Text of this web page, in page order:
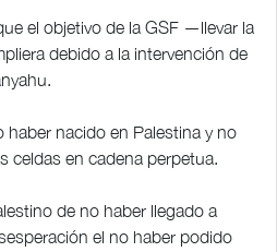
el objetivo de la GSF —llevar la
debido a la intervención de
haber nacido en Palestina y no
celdas en cadena perpetua.
de no haber llegado a
el no haber podido